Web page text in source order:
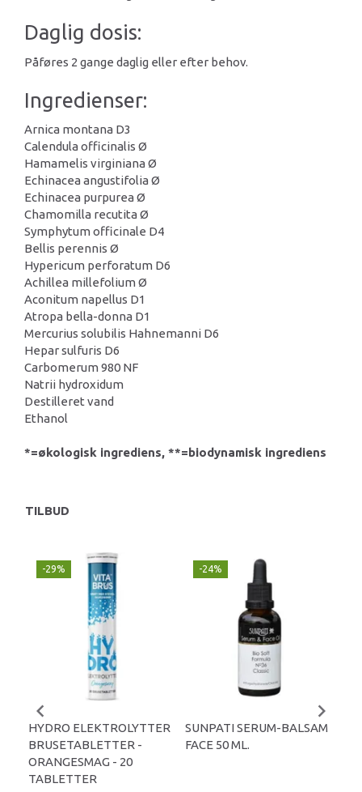
Daglig dosis:
Påføres 2 gange daglig eller efter behov.
Ingredienser:
Arnica montana D3
Calendula officinalis Ø
Hamamelis virginiana Ø
Echinacea angustifolia Ø
Echinacea purpurea Ø
Chamomilla recutita Ø
Symphytum officinale D4
Bellis perennis Ø
Hypericum perforatum D6
Achillea millefolium Ø
Aconitum napellus D1
Atropa bella-donna D1
Mercurius solubilis Hahnemanni D6
Hepar sulfuris D6
Carbomerum 980 NF
Natrii hydroxidum
Destilleret vand
Ethanol
*=økologisk ingrediens, **=biodynamisk ingrediens
TILBUD
-29%
HYDRO ELEKTROLYTTER
BRUSETABLETTER -
ORANGESMAG - 20
TABLETTER
-24%
SUNPATI SERUM-BALSAM
FACE 50 ML.